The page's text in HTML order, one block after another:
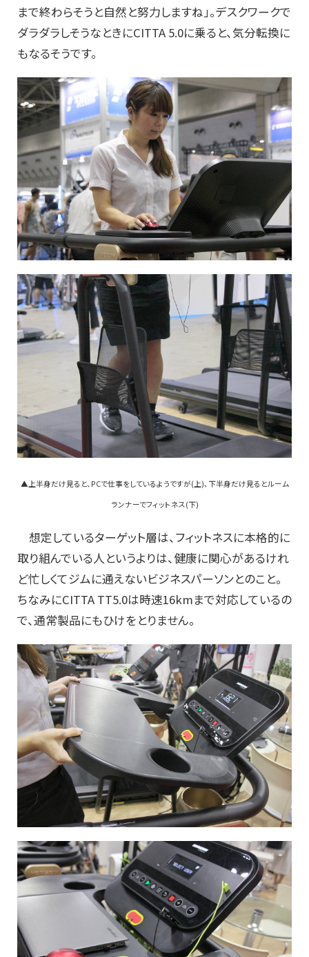
まで終わらそうと自然と努力しますね」。デスクワークで
ダラダラしそうなときにCITTA 5.0に乗ると、気分転換に
もなるそうです。
▲上半身だけ見ると、PCで仕事をしているようですが(上)、下半身だけ見るとルーム
ランナーでフィットネス(下)
想定しているターゲット層は、フィットネスに本格的に
取り組んでいる人というよりは、健康に関心があるけれ
ど忙しくてジムに通えないビジネスパーソンとのこと。
ちなみにCITTA TT5.0は時速16kmまで対応しているの
で、通常製品にもひけをとりません。